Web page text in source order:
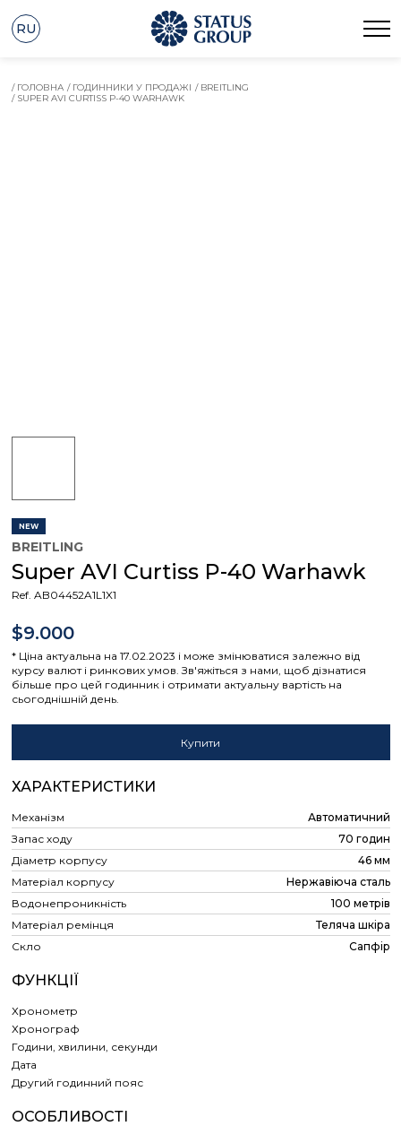
RU
/ ГОЛОВНА / ГОДИННИКИ У ПРОДАЖІ / BREITLING
/ SUPER AVI CURTISS P-40 WARHAWK
NEW
BREITLING
Super AVI Curtiss P-40 Warhawk
Ref. AB04452A1L1X1
$9.000
* Ціна актуальна на 17.02.2023 і може змінюватися залежно від
курсу валют і ринкових умов. Зв'яжіться з нами, щоб дізнатися
більше про цей годинник і отримати актуальну вартість на
сьогоднішній день.
Купити
ХАРАКТЕРИСТИКИ
Механізм
Автоматичний
Запас ходу
70 годин
Діаметр корпусу
46 мм
Матеріал корпусу
Нержавіюча сталь
Водонепроникність
100 метрів
Матеріал ремінця
Теляча шкіра
Скло
Сапфір
ФУНКЦІЇ
Хронометр
Хронограф
Години, хвилини, секунди
Дата
Другий годинний пояс
ОСОБЛИВОСТІ